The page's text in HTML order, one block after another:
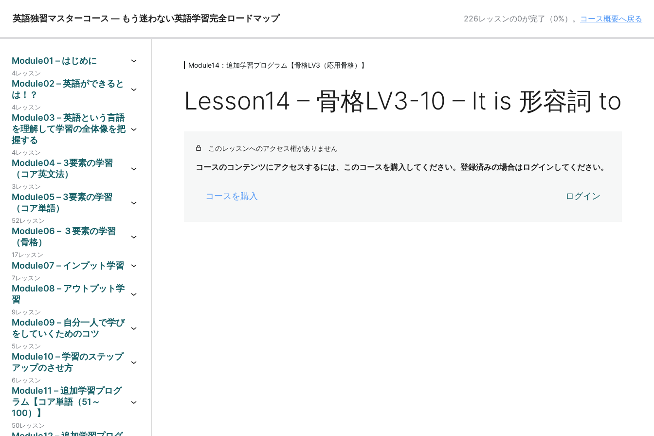
英語独習マスターコース ― もう迷わない英語学習完全ロードマップ 226レッスンの0が完了（0%）。 コース概要へ戻る
Module01 – はじめに
4レッスン
Module02 – 英語ができると
は！？
4レッスン
Module03 – 英語という言語
を理解して学習の全体像を把
握する
4レッスン
Module04 – 3要素の学習
（コア英文法）
3レッスン
Module05 – 3要素の学習
（コア単語）
52レッスン
Module06 – ３要素の学習
（骨格）
17レッスン
Module07 – インプット学習
7レッスン
Module08 – アウトプット学
習
9レッスン
Module09 – 自分一人で学び
をしていくためのコツ
5レッスン
Module10 – 学習のステップ
アップのさせ方
6レッスン
Module11 – 追加学習プログ
ラム【コア単語（51～
100）】
50レッスン
Module14：追加学習プログラム【骨格LV3（応用骨格）】
Lesson14 – 骨格LV3-10 – It is 形容詞 to
このレッスンへのアクセス権がありません
コースのコンテンツにアクセスするには、このコースを購入してください。登録済みの場合はログインしてください。
コースを購入 ログイン